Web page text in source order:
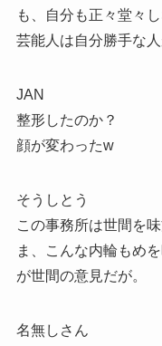
も、自分も正々堂々
芸能人は自分勝手な
JAN
整形したのか？
顔が変わったw
そうしとう
この事務所は世間を
ま、こんな内輪もめ
が世間の意見だが。
名無しさん